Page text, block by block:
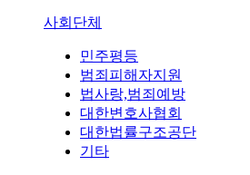
사회단체
민주평등
범죄피해자지원
법사랑,범죄예방
대한변호사협회
대한법률구조공단
기타